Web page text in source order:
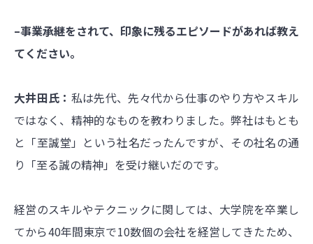
–事業承継をされて、印象に残るエピソードがあれば教え
てください。
大井田氏： 私は先代、先々代から仕事のやり方やスキル
ではなく、精神的なものを教わりました。弊社はもとも
と「至誠堂」という社名だったんですが、その社名の通
り「至る誠の精神」を受け継いだのです。
経営のスキルやテクニックに関しては、大学院を卒業し
てから40年間東京で10数個の会社を経営してきたため、